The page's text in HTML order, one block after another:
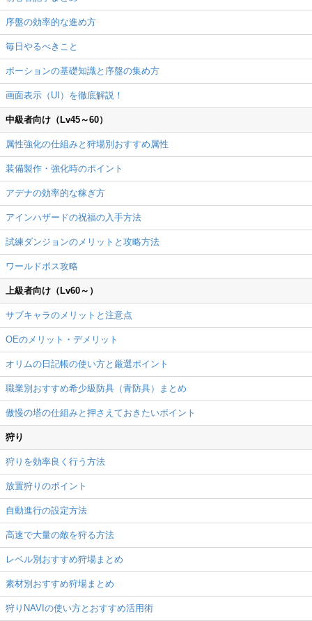
序盤の効率的な進め方
毎日やるべきこと
ポーションの基礎知識と序盤の集め方
画面表示（UI）を徹底解説！
中級者向け（Lv45～60）
属性強化の仕組みと狩場別おすすめ属性
装備製作・強化時のポイント
アデナの効率的な稼ぎ方
アインハザードの祝福の入手方法
試練ダンジョンのメリットと攻略方法
ワールドボス攻略
上級者向け（Lv60～）
サブキャラのメリットと注意点
OEのメリット・デメリット
オリムの日記帳の使い方と厳選ポイント
職業別おすすめ希少級防具（青防具）まとめ
傲慢の塔の仕組みと押さえておきたいポイント
狩り
狩りを効率良く行う方法
放置狩りのポイント
自動進行の設定方法
高速で大量の敵を狩る方法
レベル別おすすめ狩場まとめ
素材別おすすめ狩場まとめ
狩りNAVIの使い方とおすすめ活用術